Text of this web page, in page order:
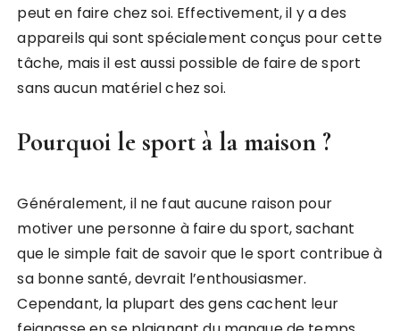
peut en faire chez soi. Effectivement, il y a des
appareils qui sont spécialement conçus pour cette
tâche, mais il est aussi possible de faire de sport
sans aucun matériel chez soi.
Pourquoi le sport à la maison ?
Généralement, il ne faut aucune raison pour
motiver une personne à faire du sport, sachant
que le simple fait de savoir que le sport contribue à
sa bonne santé, devrait l’enthousiasmer.
Cependant, la plupart des gens cachent leur